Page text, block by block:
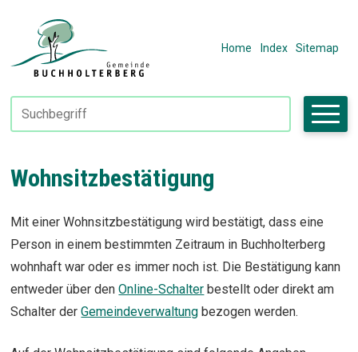
Navigieren in Fiktivhausen
Home Index Sitemap
Suchbegriff
Suche starten
Wohnsitzbestätigung
Mit einer Wohnsitzbestätigung wird bestätigt, dass eine
Person in einem bestimmten Zeitraum in Buchholterberg
wohnhaft war oder es immer noch ist. Die Bestätigung kann
entweder über denOnline-Schalter bestellt oder direkt am
Schalter derGemeindeverwaltung bezogen werden.